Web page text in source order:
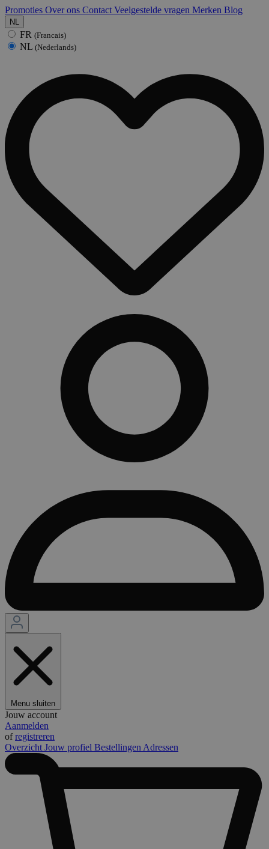
Promoties Over ons Contact Veelgestelde vragen Merken Blog
NL
FR (Francais)
NL (Nederlands)
Menu sluiten
Jouw account
Aanmelden
ofregistreren
Overzicht Jouw profiel Bestellingen Adressen